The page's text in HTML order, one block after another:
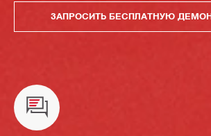
ЗАПРОСИТЬ БЕСПЛАТНУЮ